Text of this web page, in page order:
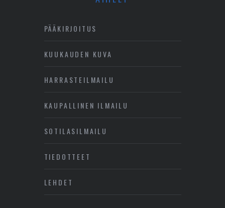
PÄÄKIRJOITUS
KUUKAUDEN KUVA
HARRASTEILMAILU
KAUPALLINEN ILMAILU
SOTILASILMAILU
TIEDOTTEET
LEHDET